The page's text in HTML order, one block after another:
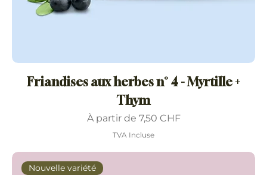
Friandises aux herbes n° 4 - Myrtille +
Thym
À partir de 7,50 CHF
Prix promotionnel
TVA Incluse
Nouvelle variété